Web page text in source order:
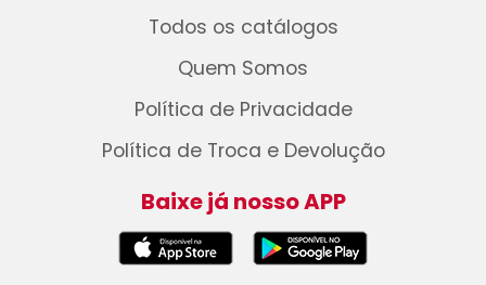
Todos os catálogos
Quem Somos
Política de Privacidade
Política de Troca e Devolução
Baixe já nosso APP